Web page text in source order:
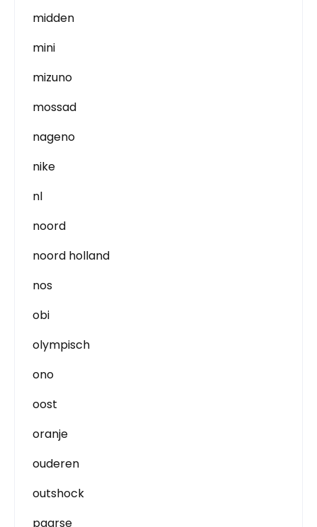
midden
mini
mizuno
mossad
nageno
nike
nl
noord
noord holland
nos
obi
olympisch
ono
oost
oranje
ouderen
outshock
paarse